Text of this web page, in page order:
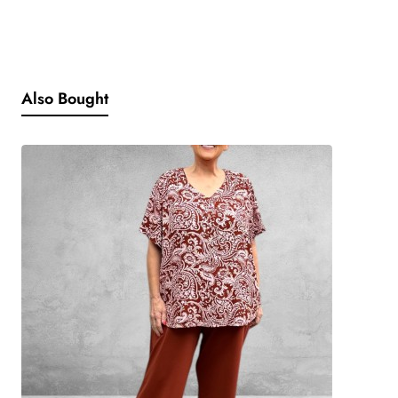
perfect voor het tussenseizoen.
Een veelzijdig jasje of vestje dat moeiteloos combineert
met zowel een broek als een jurk.
* Kleur: Blauw gemêleerd
* Model: Kort jasje/vestje, A-lijn
* Sluiting: 2 Wegritssluiting (loopt niet helemaal door tot
* Mouwen: Aangeknipte 7/8e mouwen
* Halslijn: Kraag
Also Bought